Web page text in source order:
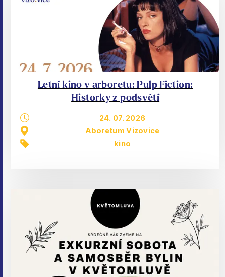
Letní kino v arboretu: Pulp Fiction:
Historky z podsvětí
24. 07. 2026
Aboretum Vizovice
kino